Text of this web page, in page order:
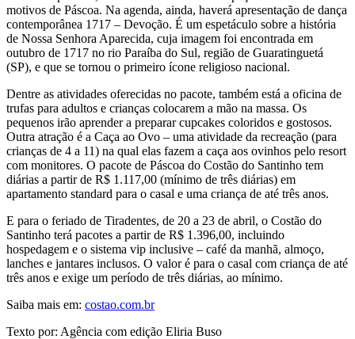
motivos de Páscoa. Na agenda, ainda, haverá apresentação de dança
contemporânea 1717 – Devoção. É um espetáculo sobre a história
de Nossa Senhora Aparecida, cuja imagem foi encontrada em
outubro de 1717 no rio Paraíba do Sul, região de Guaratinguetá
(SP), e que se tornou o primeiro ícone religioso nacional.
Dentre as atividades oferecidas no pacote, também está a oficina de
trufas para adultos e crianças colocarem a mão na massa. Os
pequenos irão aprender a preparar cupcakes coloridos e gostosos.
Outra atração é a Caça ao Ovo – uma atividade da recreação (para
crianças de 4 a 11) na qual elas fazem a caça aos ovinhos pelo resort
com monitores. O pacote de Páscoa do Costão do Santinho tem
diárias a partir de R$ 1.117,00 (mínimo de três diárias) em
apartamento standard para o casal e uma criança de até três anos.
E para o feriado de Tiradentes, de 20 a 23 de abril, o Costão do
Santinho terá pacotes a partir de R$ 1.396,00, incluindo
hospedagem e o sistema vip inclusive – café da manhã, almoço,
lanches e jantares inclusos. O valor é para o casal com criança de até
três anos e exige um período de três diárias, ao mínimo.
Saiba mais em: costao.com.br
Texto por: Agência com edição Eliria Buso